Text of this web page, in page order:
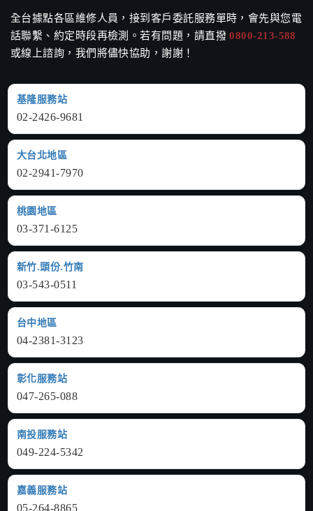
全台據點各區維修人員，接到客戶委託服務單時，會先與您電
話聯繫、約定時段再檢測。若有問題，請直撥0800-213-588
或線上諮詢，我們將儘快協助，謝謝！
基隆服務站
02-2426-9681
大台北地區
02-2941-7970
桃園地區
03-371-6125
新竹.頭份.竹南
03-543-0511
台中地區
04-2381-3123
彰化服務站
047-265-088
南投服務站
049-224-5342
嘉義服務站
05-264-8865